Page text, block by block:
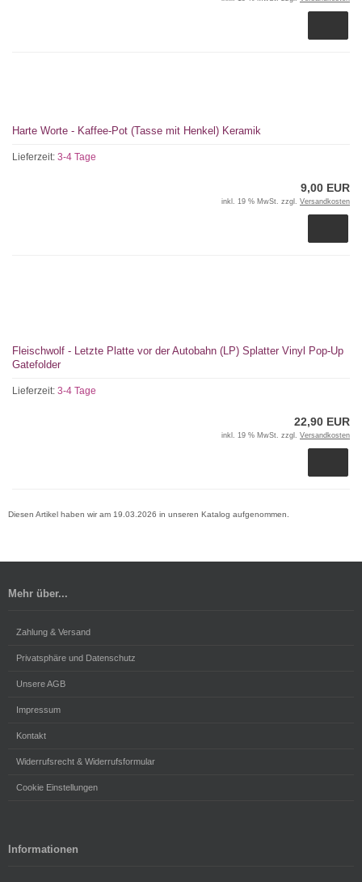
Harte Worte - Kaffee-Pot (Tasse mit Henkel) Keramik
Lieferzeit: 3-4 Tage
9,00 EUR
inkl. 19 % MwSt. zzgl. Versandkosten
Fleischwolf - Letzte Platte vor der Autobahn (LP) Splatter Vinyl Pop-Up
Gatefolder
Lieferzeit: 3-4 Tage
22,90 EUR
inkl. 19 % MwSt. zzgl. Versandkosten
Diesen Artikel haben wir am 19.03.2026 in unseren Katalog aufgenommen.
Mehr über...
Zahlung & Versand
Privatsphäre und Datenschutz
Unsere AGB
Impressum
Kontakt
Widerrufsrecht & Widerrufsformular
Cookie Einstellungen
Informationen